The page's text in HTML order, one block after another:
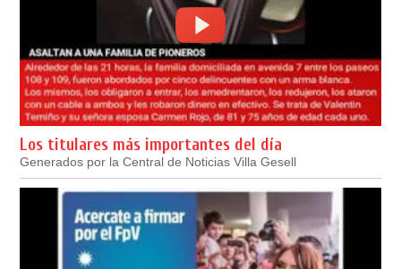
Los titulares más importantes del día
Generados por la Central de Noticias Villa Gesell